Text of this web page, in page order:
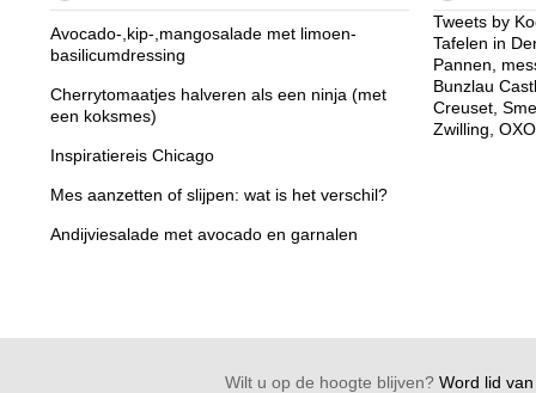
Avocado-,kip-,mangosalade met limoen-
basilicumdressing
Cherrytomaatjes halveren als een ninja (met
een koksmes)
Inspiratiereis Chicago
Mes aanzetten of slijpen: wat is het verschil?
Andijviesalade met avocado en garnalen
Tweets by
Tafelen in
Pannen,
Bunzlau
Creuset,
Zwilling,
Wilt u op de hoogte blijven?Word lid van